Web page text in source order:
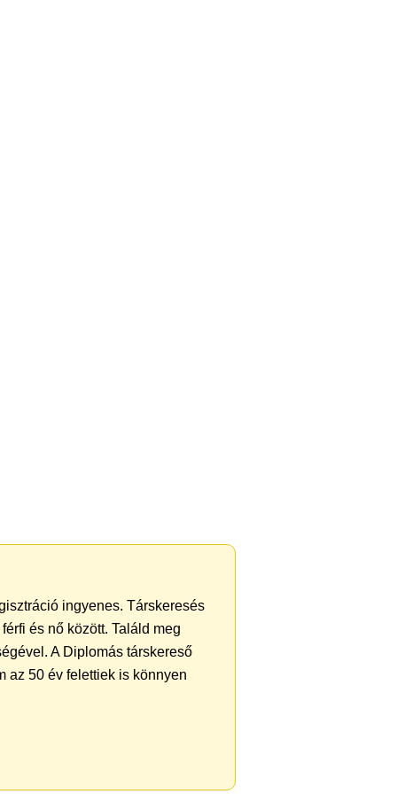
ingyenes. Társkeresés
és nő között. Találd meg
A Diplomás társkereső
az 50 év felettiek is könnyen